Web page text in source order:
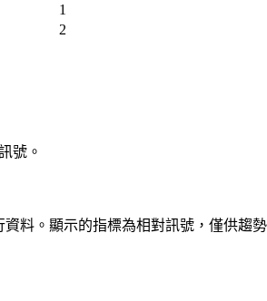
1
2
號。
資料。顯示的指標為相對訊號，僅供